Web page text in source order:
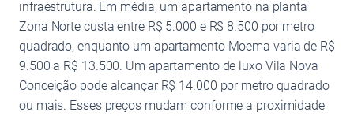
infraestrutura. Em média, um apartamento na planta
Zona Norte custa entre R$ 5.000 e R$ 8.500 por metro
quadrado, enquanto um apartamento Moema varia de R$
9.500 a R$ 13.500. Um apartamento de luxo Vila Nova
Conceição pode alcançar R$ 14.000 por metro quadrado
ou mais. Esses preços mudam conforme a proximidade